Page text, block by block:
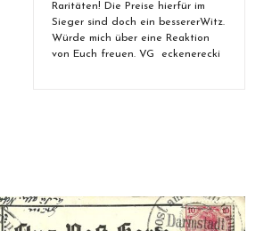
Raritäten! Die Preise hierfür im
Sieger sind doch ein bessererWitz.
Würde mich über eine Reaktion
von Euch freuen. VG eckenerecki